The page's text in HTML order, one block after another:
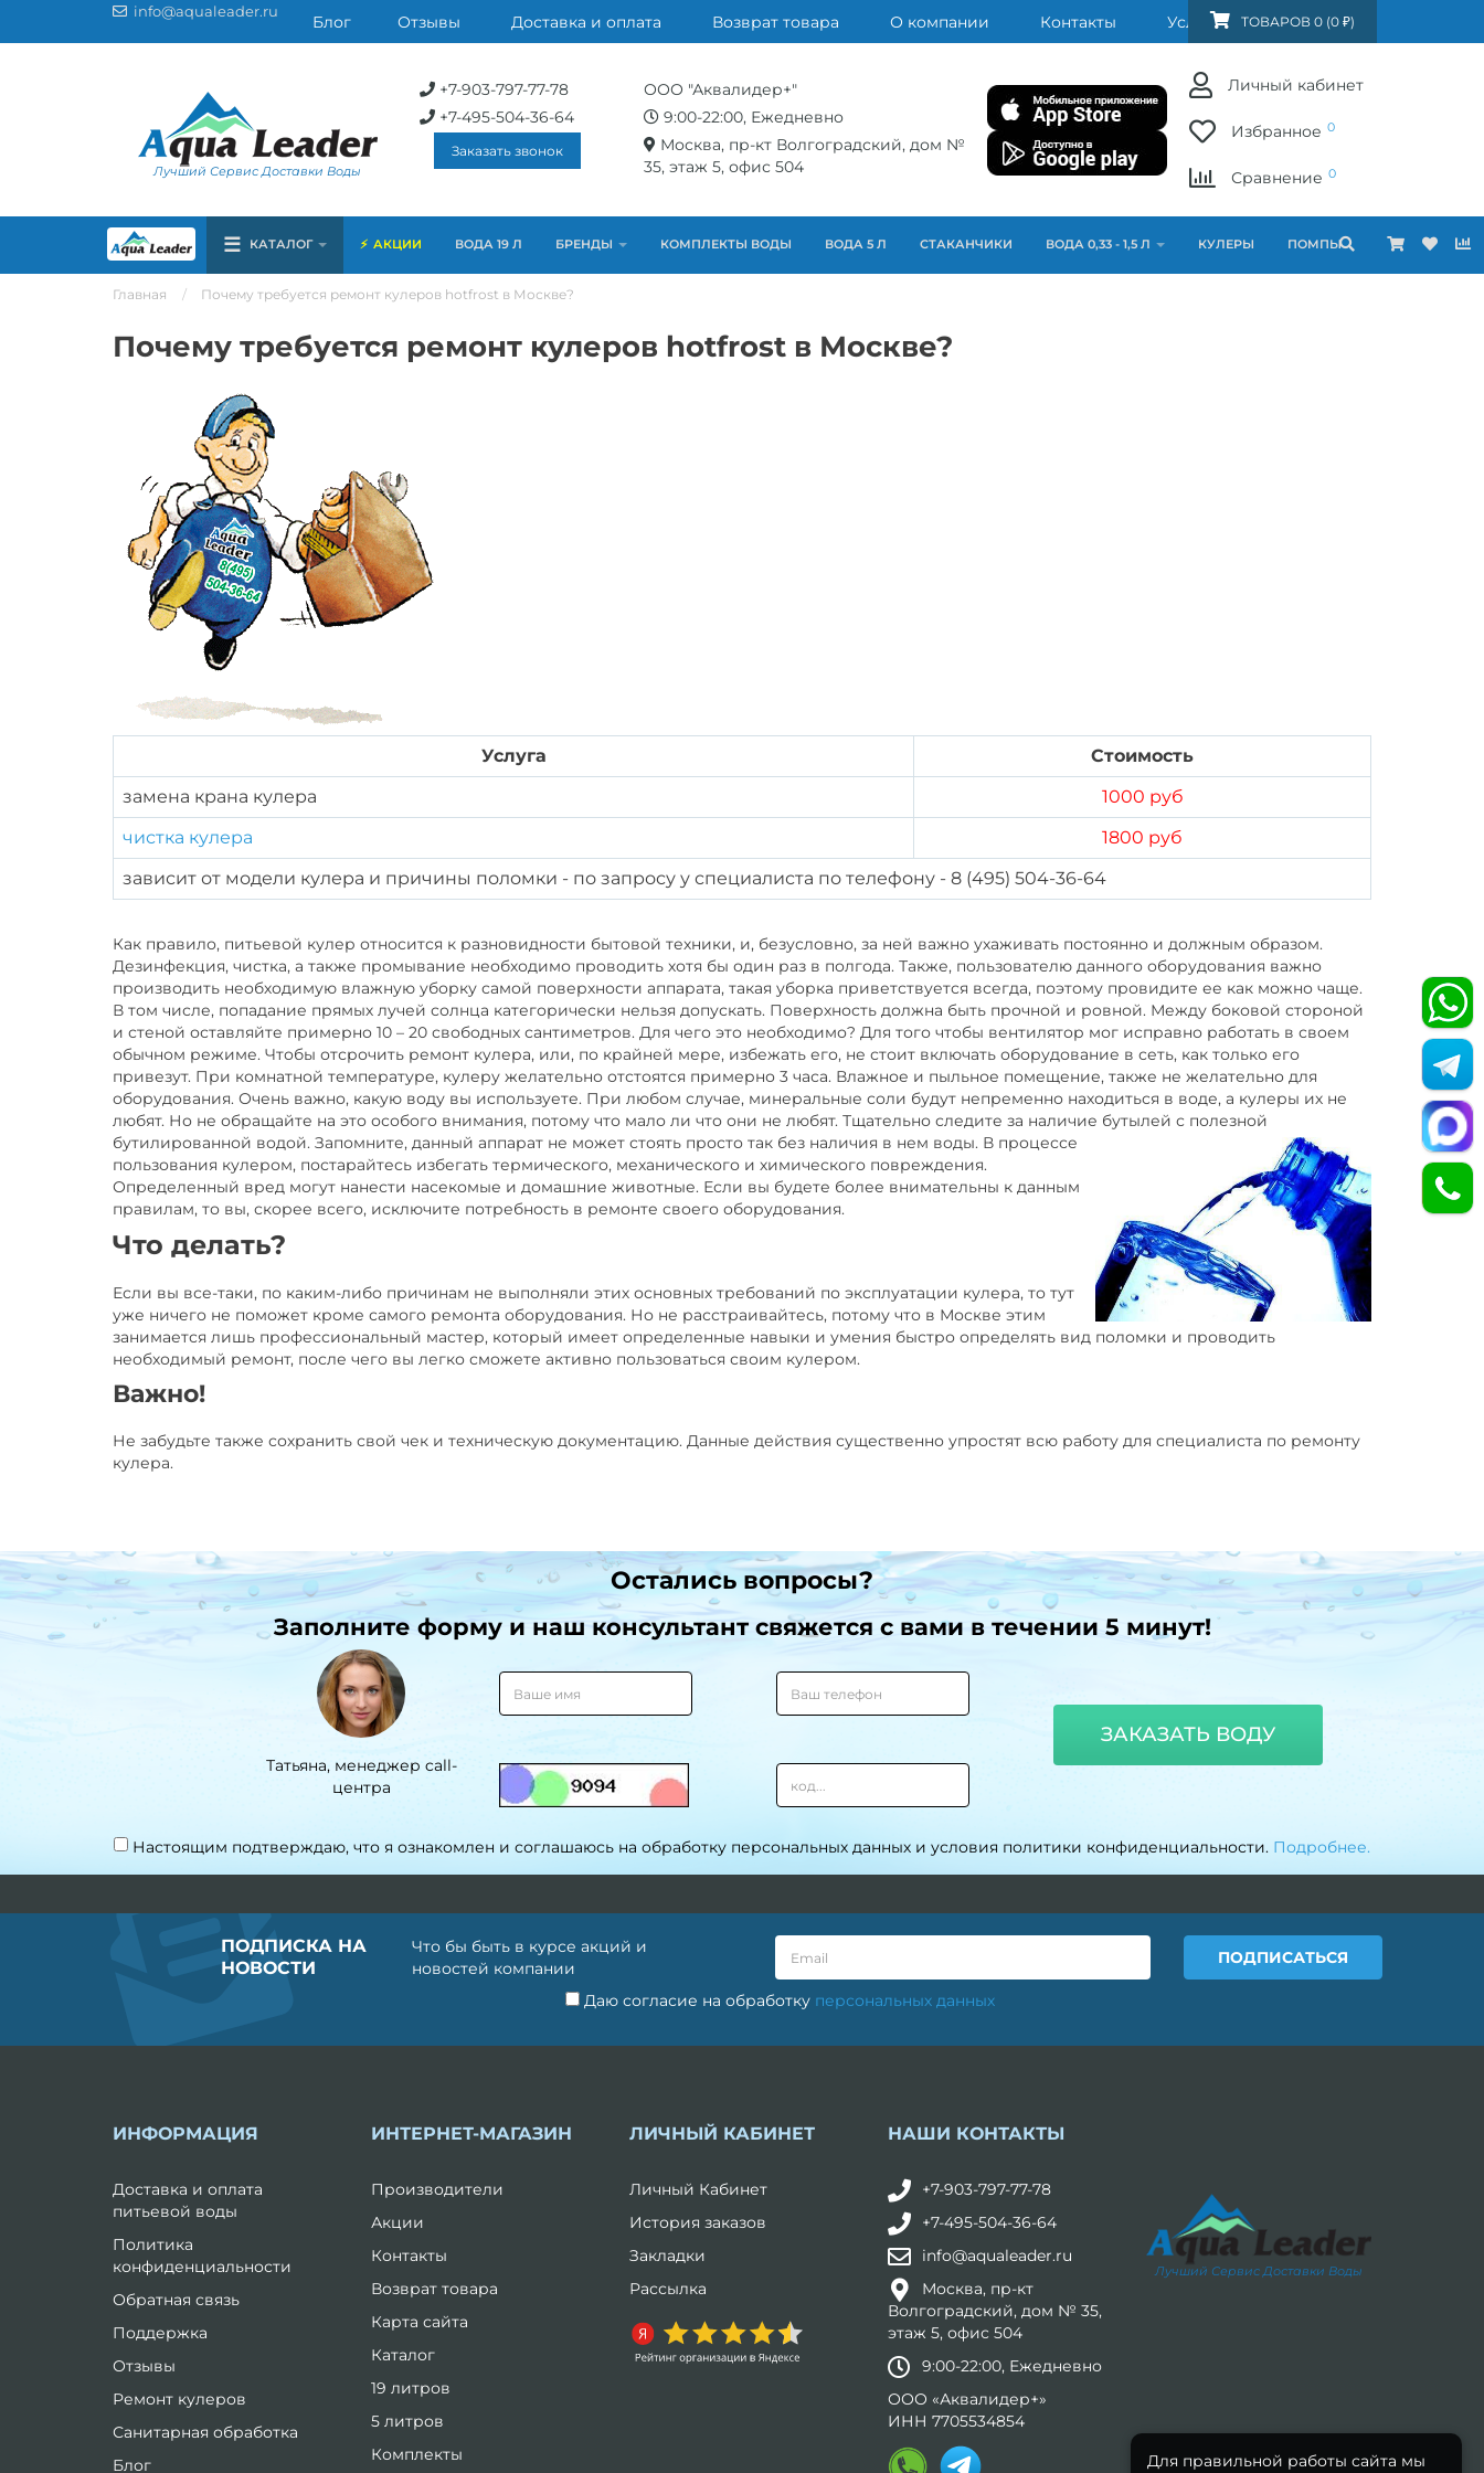
info@aqualeader.ru
Блог Отзывы Доставка и оплата Возврат товара О компании Контакты Услуги FAQ
ТОВАРОВ 0 (0 ₽)
Лучший Сервис Доставки Воды
+7-903-797-77-78
+7-495-504-36-64
Заказать звонок
ООО "Аквалидер+"
9:00-22:00, Ежедневно
Москва, пр-кт Волгоградский, дом №
35, этаж 5, офис 504
Личный кабинет
Избранное 0
Сравнение 0
☰ КАТАЛОГ АКЦИИ ВОДА 19 Л БРЕНДЫ КОМПЛЕКТЫ ВОДЫ ВОДА 5 Л СТАКАНЧИКИ ВОДА 0,33 - 1,5 Л КУЛЕРЫ ПОМПЫ
Главная Почему требуется ремонт кулеров hotfrost в Москве?
Почему требуется ремонт кулеров hotfrost в Москве?
Услуга
Стоимость
замена крана кулера
1000 руб
чистка кулера
1800 руб
зависит от модели кулера и причины поломки - по запросу у специалиста по телефону - 8 (495) 504-36-64
Как правило, питьевой кулер относится к разновидности бытовой техники, и, безусловно, за ней важно ухаживать постоянно и должным образом.
Дезинфекция, чистка, а также промывание необходимо проводить хотя бы один раз в полгода. Также, пользователю данного оборудования важно
производить необходимую влажную уборку самой поверхности аппарата, такая уборка приветствуется всегда, поэтому провидите ее как можно чаще.
В том числе, попадание прямых лучей солнца категорически нельзя допускать. Поверхность должна быть прочной и ровной. Между боковой стороной
и стеной оставляйте примерно 10 – 20 свободных сантиметров. Для чего это необходимо? Для того чтобы вентилятор мог исправно работать в своем
обычном режиме. Чтобы отсрочить ремонт кулера, или, по крайней мере, избежать его, не стоит включать оборудование в сеть, как только его
привезут. При комнатной температуре, кулеру желательно отстоятся примерно 3 часа. Влажное и пыльное помещение, также не желательно для
оборудования. Очень важно, какую воду вы используете. При любом случае, минеральные соли будут непременно находиться в воде, а кулеры их не
любят. Но не обращайте на это особого внимания, потому что мало ли что они не любят. Тщательно следите за наличие бутылей с полезной
бутилированной водой. Запомните, данный аппарат не может стоять просто так без наличия в нем воды. В процессе
пользования кулером, постарайтесь избегать термического, механического и химического повреждения.
Определенный вред могут нанести насекомые и домашние животные. Если вы будете более внимательны к данным
правилам, то вы, скорее всего, исключите потребность в ремонте своего оборудования.
Что делать?
Если вы все-таки, по каким-либо причинам не выполняли этих основных требований по эксплуатации кулера, то тут
уже ничего не поможет кроме самого ремонта оборудования. Но не расстраивайтесь, потому что в Москве этим
занимается лишь профессиональный мастер, который имеет определенные навыки и умения быстро определять вид поломки и проводить
необходимый ремонт, после чего вы легко сможете активно пользоваться своим кулером.
Важно!
Не забудьте также сохранить свой чек и техническую документацию. Данные действия существенно упростят всю работу для специалиста по ремонту
кулера.
Остались вопросы?
Заполните форму и наш консультант свяжется с вами в течении 5 минут!
Татьяна, менеджер call-
центра
ЗАКАЗАТЬ ВОДУ
Настоящим подтверждаю, что я ознакомлен и соглашаюсь на обработку персональных данных и условия политики конфиденциальности. Подробнее.
ПОДПИСКА НА
НОВОСТИ
Что бы быть в курсе акций и
новостей компании
Даю согласие на обработку персональных данных
ИНФОРМАЦИЯ
Доставка и оплата
питьевой воды
Политика
конфиденциальности
Обратная связь
Поддержка
Отзывы
Ремонт кулеров
Санитарная обработка
Блог
ИНТЕРНЕТ-МАГАЗИН
Производители
Акции
Контакты
Возврат товара
Карта сайта
Каталог
19 литров
5 литров
Комплекты
ЛИЧНЫЙ КАБИНЕТ
Личный Кабинет
История заказов
Закладки
Рассылка
НАШИ КОНТАКТЫ
+7-903-797-77-78
+7-495-504-36-64
info@aqualeader.ru
Москва, пр-кт
Волгоградский, дом № 35,
этаж 5, офис 504
9:00-22:00, Ежедневно
ООО «Аквалидер+»
ИНН 7705534854
Лучший Сервис Доставки Воды
Для правильной работы сайта мы